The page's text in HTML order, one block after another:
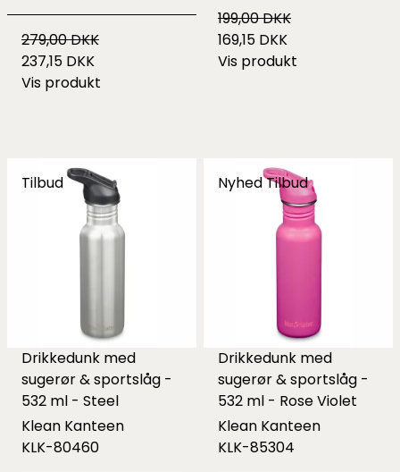
279,00 DKK
237,15 DKK
Vis produkt
199,00 DKK
169,15 DKK
Vis produkt
Tilbud
Drikkedunk med
sugerør & sportslåg -
532 ml - Steel
Klean Kanteen
KLK-80460
NyhedTilbud
Drikkedunk med
sugerør & sportslåg -
532 ml - Rose Violet
Klean Kanteen
KLK-85304